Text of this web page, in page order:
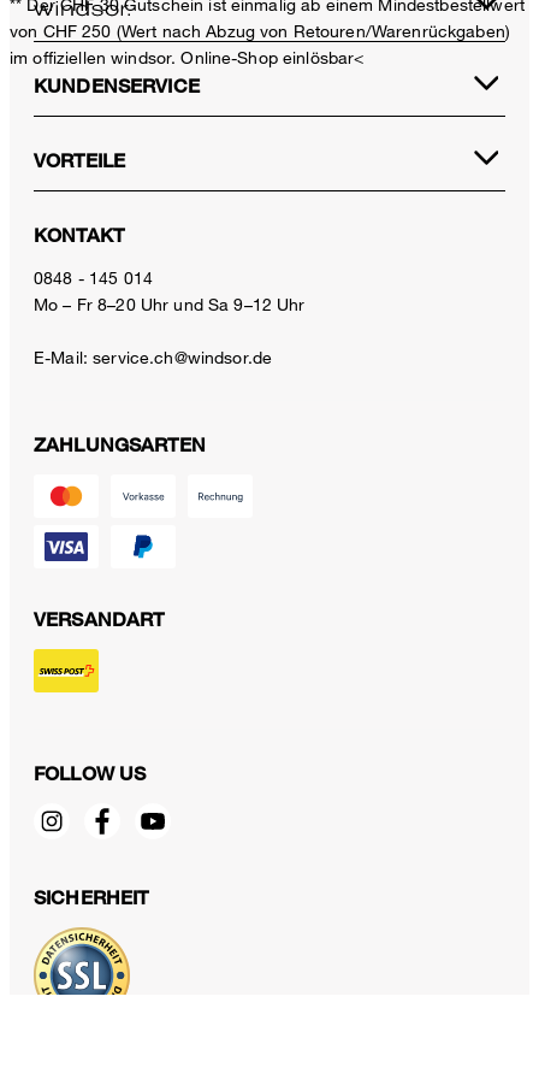
Leinenstretch-Rock in A-Linie in Hellblau
CHF 180.00
** Der CHF 30 Gutschein ist einmalig ab einem Mindestbestellwert
von CHF 250 (Wert nach Abzug von Retouren/Warenrückgaben)
im offiziellen windsor. Online-Shop einlösbar<
KUNDENSERVICE
VORTEILE
KONTAKT
0848 - 145 014
Mo – Fr 8–20 Uhr und Sa 9–12 Uhr
E-Mail:service.ch@windsor.de
ZAHLUNGSARTEN
VERSANDART
FOLLOW US
SICHERHEIT